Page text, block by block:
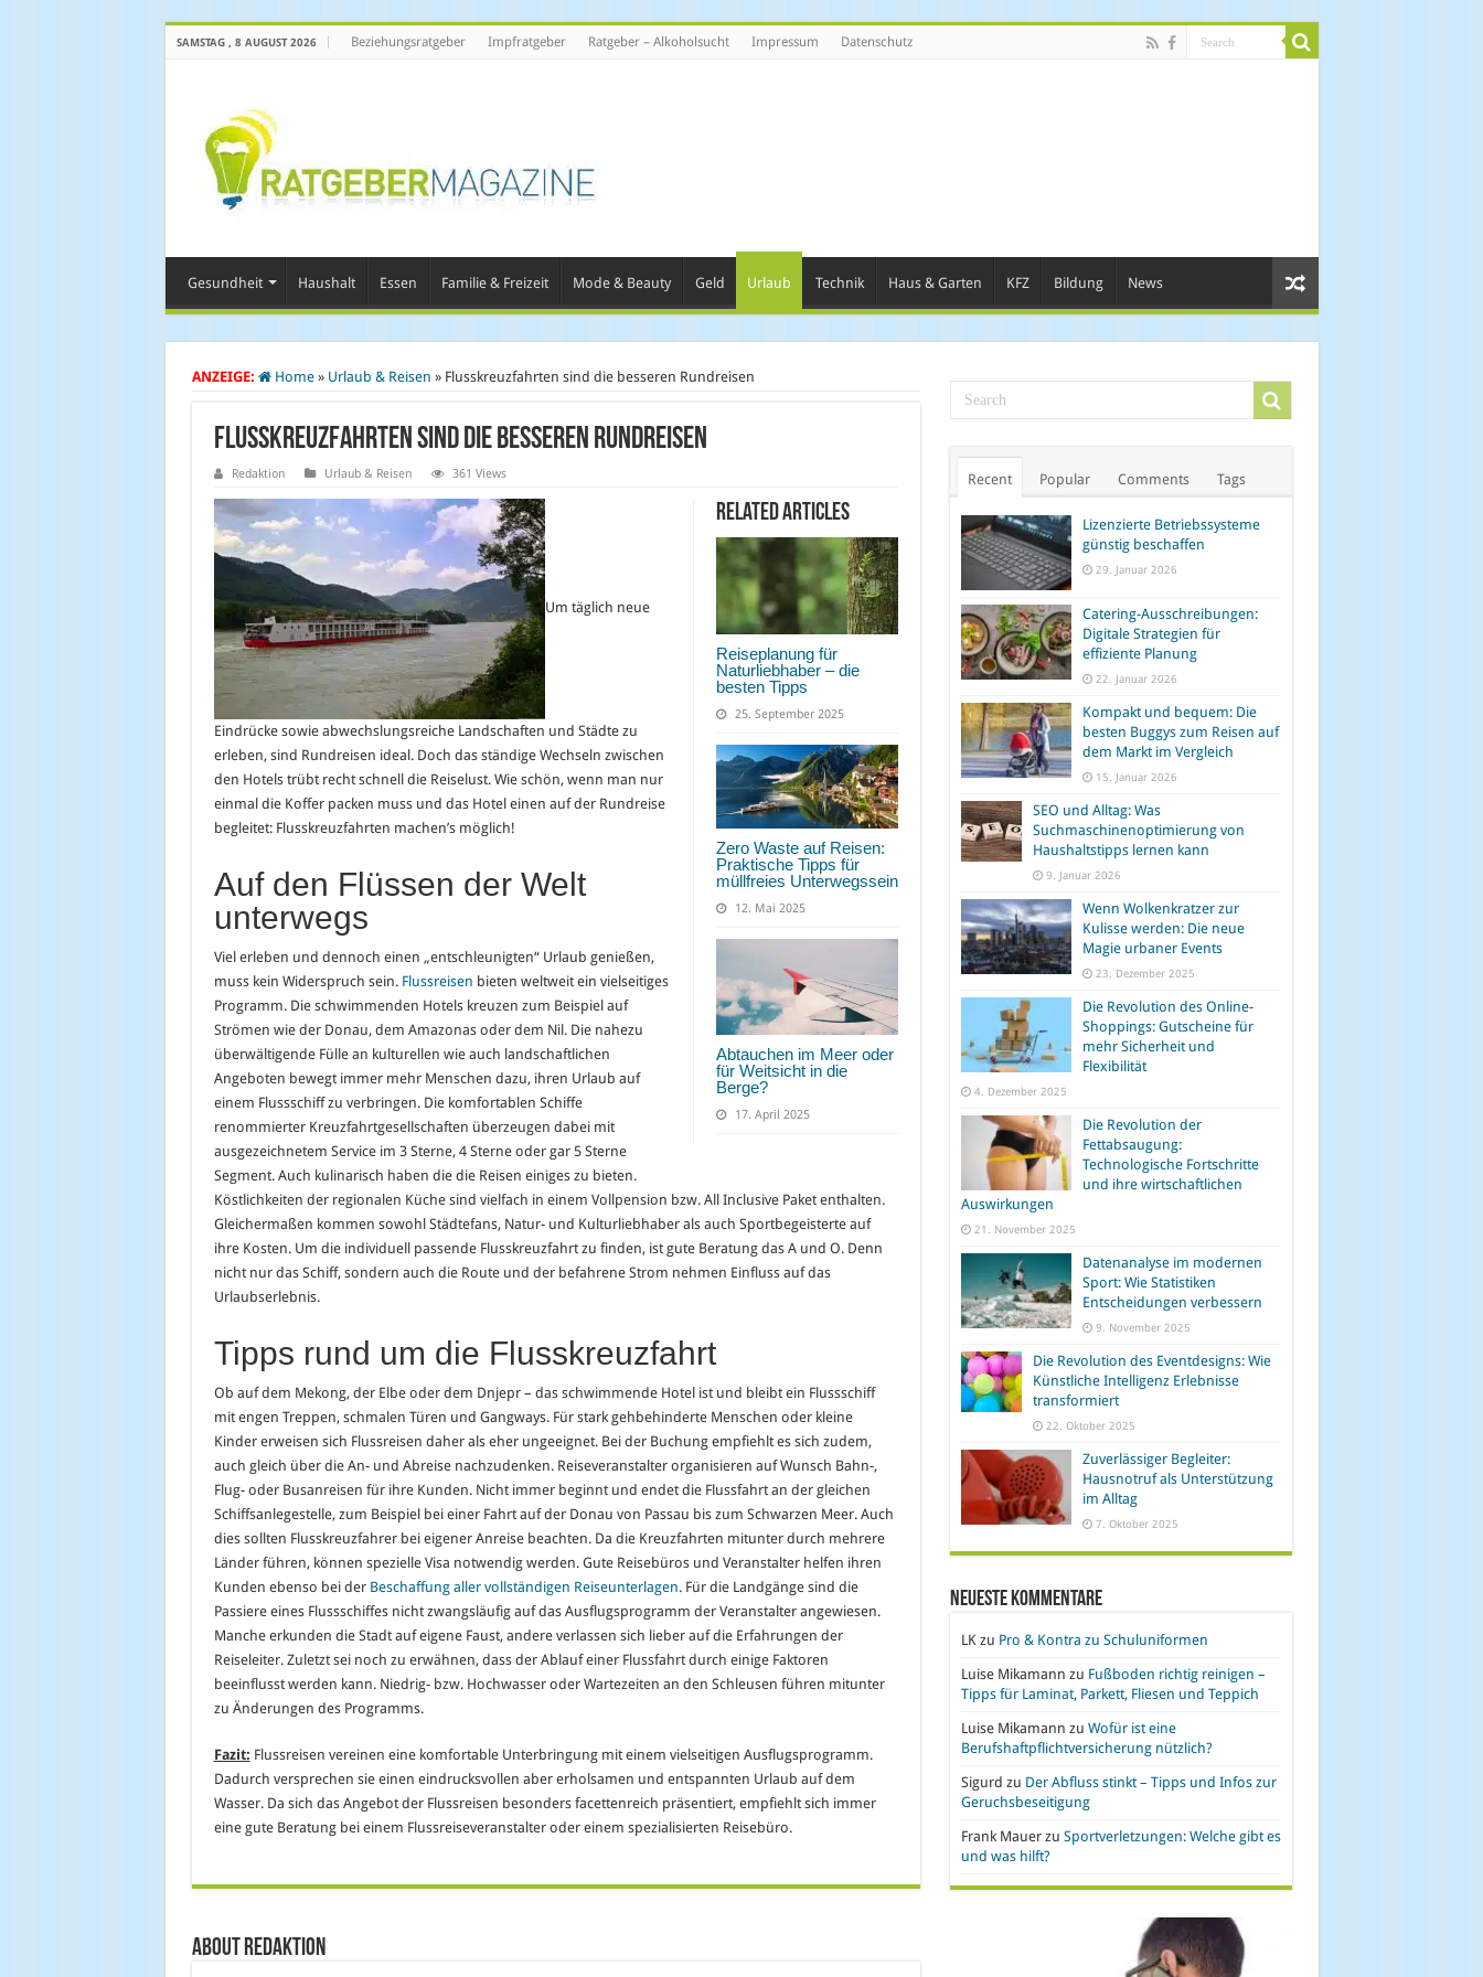
SAMSTAG , 8 AUGUST 2026 Beziehungsratgeber Impfratgeber Ratgeber – Alkoholsucht Impressum Datenschutz
Gesundheit Haushalt Essen Familie & Freizeit Mode & Beauty Geld Urlaub Technik Haus & Garten KFZ Bildung News
ANZEIGE: Home » Urlaub & Reisen » Flusskreuzfahrten sind die besseren Rundreisen
Flusskreuzfahrten sind die besseren Rundreisen
Redaktion Urlaub & Reisen 361 Views
Related Articles
Reiseplanung für
Naturliebhaber – die
besten Tipps
25. September 2025
Zero Waste auf Reisen:
Praktische Tipps für
müllfreies Unterwegssein
12. Mai 2025
Abtauchen im Meer oder
für Weitsicht in die
Berge?
17. April 2025
Um täglich neue
Eindrücke sowie abwechslungsreiche Landschaften und Städte zu
erleben, sind Rundreisen ideal. Doch das ständige Wechseln zwischen
den Hotels trübt recht schnell die Reiselust. Wie schön, wenn man nur
einmal die Koffer packen muss und das Hotel einen auf der Rundreise
begleitet: Flusskreuzfahrten machen’s möglich!
Auf den Flüssen der Welt
unterwegs
Viel erleben und dennoch einen „entschleunigten“ Urlaub genießen,
muss kein Widerspruch sein. Flussreisen bieten weltweit ein vielseitiges
Programm. Die schwimmenden Hotels kreuzen zum Beispiel auf
Strömen wie der Donau, dem Amazonas oder dem Nil. Die nahezu
überwältigende Fülle an kulturellen wie auch landschaftlichen
Angeboten bewegt immer mehr Menschen dazu, ihren Urlaub auf
einem Flussschiff zu verbringen. Die komfortablen Schiffe
renommierter Kreuzfahrtgesellschaften überzeugen dabei mit
ausgezeichnetem Service im 3 Sterne, 4 Sterne oder gar 5 Sterne
Segment. Auch kulinarisch haben die die Reisen einiges zu bieten.
Köstlichkeiten der regionalen Küche sind vielfach in einem Vollpension bzw. All Inclusive Paket enthalten.
Gleichermaßen kommen sowohl Städtefans, Natur- und Kulturliebhaber als auch Sportbegeisterte auf
ihre Kosten. Um die individuell passende Flusskreuzfahrt zu finden, ist gute Beratung das A und O. Denn
nicht nur das Schiff, sondern auch die Route und der befahrene Strom nehmen Einfluss auf das
Urlaubserlebnis.
Tipps rund um die Flusskreuzfahrt
Ob auf dem Mekong, der Elbe oder dem Dnjepr – das schwimmende Hotel ist und bleibt ein Flussschiff
mit engen Treppen, schmalen Türen und Gangways. Für stark gehbehinderte Menschen oder kleine
Kinder erweisen sich Flussreisen daher als eher ungeeignet. Bei der Buchung empfiehlt es sich zudem,
auch gleich über die An- und Abreise nachzudenken. Reiseveranstalter organisieren auf Wunsch Bahn-,
Flug- oder Busanreisen für ihre Kunden. Nicht immer beginnt und endet die Flussfahrt an der gleichen
Schiffsanlegestelle, zum Beispiel bei einer Fahrt auf der Donau von Passau bis zum Schwarzen Meer. Auch
dies sollten Flusskreuzfahrer bei eigener Anreise beachten. Da die Kreuzfahrten mitunter durch mehrere
Länder führen, können spezielle Visa notwendig werden. Gute Reisebüros und Veranstalter helfen ihren
Kunden ebenso bei der Beschaffung aller vollständigen Reiseunterlagen. Für die Landgänge sind die
Passiere eines Flussschiffes nicht zwangsläufig auf das Ausflugsprogramm der Veranstalter angewiesen.
Manche erkunden die Stadt auf eigene Faust, andere verlassen sich lieber auf die Erfahrungen der
Reiseleiter. Zuletzt sei noch zu erwähnen, dass der Ablauf einer Flussfahrt durch einige Faktoren
beeinflusst werden kann. Niedrig- bzw. Hochwasser oder Wartezeiten an den Schleusen führen mitunter
zu Änderungen des Programms.
Fazit: Flussreisen vereinen eine komfortable Unterbringung mit einem vielseitigen Ausflugsprogramm.
Dadurch versprechen sie einen eindrucksvollen aber erholsamen und entspannten Urlaub auf dem
Wasser. Da sich das Angebot der Flussreisen besonders facettenreich präsentiert, empfiehlt sich immer
eine gute Beratung bei einem Flussreiseveranstalter oder einem spezialisierten Reisebüro.
About Redaktion
Recent Popular Comments Tags
Lizenzierte Betriebssysteme
günstig beschaffen
29. Januar 2026
Catering-Ausschreibungen:
Digitale Strategien für
effiziente Planung
22. Januar 2026
Kompakt und bequem: Die
besten Buggys zum Reisen auf
dem Markt im Vergleich
15. Januar 2026
SEO und Alltag: Was
Suchmaschinenoptimierung von
Haushaltstipps lernen kann
9. Januar 2026
Wenn Wolkenkratzer zur
Kulisse werden: Die neue
Magie urbaner Events
23. Dezember 2025
Die Revolution des Online-
Shoppings: Gutscheine für
mehr Sicherheit und
Flexibilität
4. Dezember 2025
Die Revolution der
Fettabsaugung:
Technologische Fortschritte
und ihre wirtschaftlichen
Auswirkungen
21. November 2025
Datenanalyse im modernen
Sport: Wie Statistiken
Entscheidungen verbessern
9. November 2025
Die Revolution des Eventdesigns: Wie
Künstliche Intelligenz Erlebnisse
transformiert
22. Oktober 2025
Zuverlässiger Begleiter:
Hausnotruf als Unterstützung
im Alltag
7. Oktober 2025
Neueste Kommentare
LKzu Pro & Kontra zu Schuluniformen
Luise Mikamann zu Fußboden richtig reinigen –
Tipps für Laminat, Parkett, Fliesen und Teppich
Luise Mikamann zu Wofür ist eine
Berufshaftpflichtversicherung nützlich?
Sigurd zu Der Abfluss stinkt – Tipps und Infos zur
Geruchsbeseitigung
Frank Mauerzu Sportverletzungen: Welche gibt es
und was hilft?